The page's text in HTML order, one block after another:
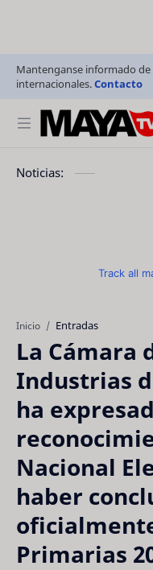
Mantenganse informado
internacionales.Contacto
Noticias:
Track all
Inicio Entradas
La Cámara
Industrias
ha
Nacional
haber
Primarias